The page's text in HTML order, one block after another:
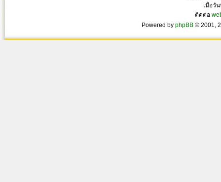
เมื่อวั
ติดต่อ
Powered by phpBB © 2001,